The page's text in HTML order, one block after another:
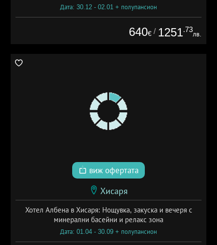
Дата: 30.12 - 02.01 + полупансион
640€ / 1251.73
лв.
виж офертата
Хисаря
Хотел Албена в Хисаря: Нощувка, закуска и вечеря с
минерални басейни и релакс зона
Дата: 01.04 - 30.09 + полупансион